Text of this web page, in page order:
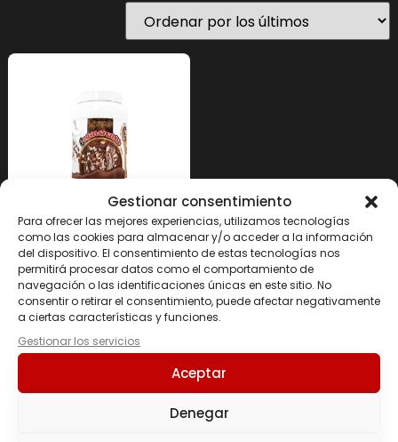
Gestionar consentimiento
Para ofrecer las mejores experiencias, utilizamos tecnologías
como las cookies para almacenar y/o acceder a la información
del dispositivo. El consentimiento de estas tecnologías nos
permitirá procesar datos como el comportamiento de
navegación o las identificaciones únicas en este sitio. No
consentir o retirar el consentimiento, puede afectar negativamente
a ciertas características y funciones.
Gestionar los servicios
Aceptar
Denegar
Casein Cream (Con
Toppings) 900 Grs.
34.95€
Seleccionar
opciones